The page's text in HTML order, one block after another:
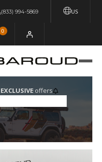
US
(833) 994-5869
0
EXCLUSIVEoffers